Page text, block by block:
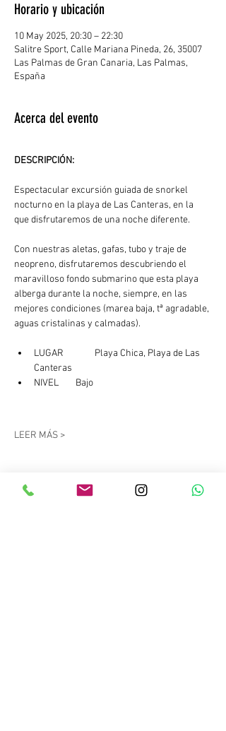
Horario y ubicación
10 May 2025, 20:30 – 22:30
Salitre Sport, Calle Mariana Pineda, 26, 35007
Las Palmas de Gran Canaria, Las Palmas,
España
Acerca del evento
DESCRIPCIÓN:
Espectacular excursión guiada de snorkel
nocturno en la playa de Las Canteras, en la
que disfrutaremos de una noche diferente.
Con nuestras aletas, gafas, tubo y traje de
neopreno, disfrutaremos descubriendo el
maravilloso fondo submarino que esta playa
alberga durante la noche, siempre, en las
mejores condiciones (marea baja, tª agradable,
aguas cristalinas y calmadas).
LUGAR	  Playa Chica, Playa de Las
Canteras
NIVEL        Bajo
LEER MÁS >